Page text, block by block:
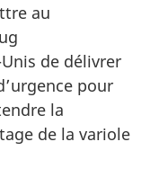
au
de délivrer
pour
la
de la variole